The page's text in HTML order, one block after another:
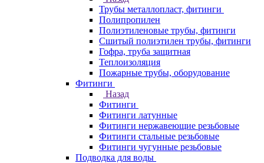
Трубы металлопласт, фитинги
Полипропилен
Полиэтиленовые трубы, фитинги
Сшитый полиэтилен трубы, фитинги
Гофра, труба защитная
Теплоизоляция
Пожарные трубы, оборудование
Фитинги
Назад
Фитинги
Фитинги латунные
Фитинги нержавеющие резьбовые
Фитинги стальные резьбовые
Фитинги чугунные резьбовые
Подводка для воды